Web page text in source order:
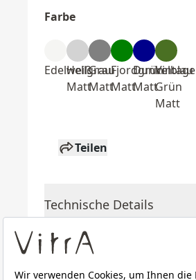
Farbe
Edelweiß
Hellgrau
Matt
Grau
Matt
Fjordgrün
Matt
Dunkelblau
Matt
Vintage
Grün
Matt
Teilen
Technische Details
Downloads